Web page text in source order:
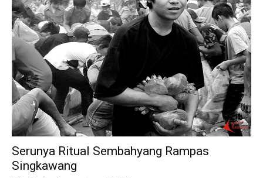
Serunya Ritual Sembahyang Rampas
Singkawang